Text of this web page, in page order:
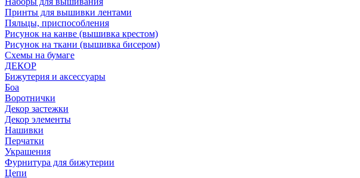
Принты для вышивки лентами
Пяльцы, приспособления
Рисунок на канве (вышивка крестом)
Рисунок на ткани (вышивка бисером)
Схемы на бумаге
ДЕКОР
Бижутерия и аксессуары
Боа
Воротнички
Декор застежки
Декор элементы
Нашивки
Перчатки
Украшения
Фурнитура для бижутерии
Цепи